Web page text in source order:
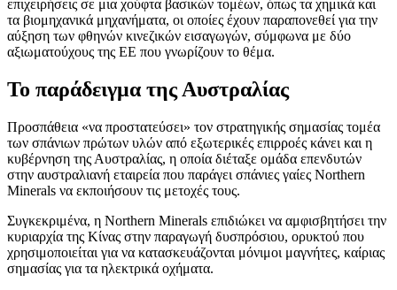
επιχειρήσεις σε μια χούφτα βασικών τομέων, όπως τα χημικά και
τα βιομηχανικά μηχανήματα, οι οποίες έχουν παραπονεθεί για την
αύξηση των φθηνών κινεζικών εισαγωγών, σύμφωνα με δύο
αξιωματούχους της ΕΕ που γνωρίζουν το θέμα.
Το παράδειγμα της Αυστραλίας
Προσπάθεια «να προστατεύσει» τον στρατηγικής σημασίας τομέα
των σπάνιων πρώτων υλών από εξωτερικές επιρροές κάνει και η
κυβέρνηση της Αυστραλίας, η οποία διέταξε ομάδα επενδυτών
στην αυστραλιανή εταιρεία που παράγει σπάνιες γαίες Northern
Minerals να εκποιήσουν τις μετοχές τους.
Συγκεκριμένα, η Northern Minerals επιδιώκει να αμφισβητήσει την
κυριαρχία της Κίνας στην παραγωγή δυσπρόσιου, ορυκτού που
χρησιμοποιείται για να κατασκευάζονται μόνιμοι μαγνήτες, καίριας
σημασίας για τα ηλεκτρικά οχήματα.